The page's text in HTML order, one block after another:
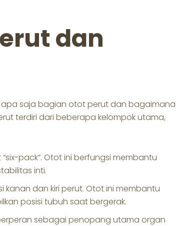
dan
apa saja bagian otot perut dan bagaimana
terdiri dari beberapa kelompok utama,
pack”. Otot ini berfungsi membantu
inti.
kanan dan kiri perut. Otot ini membantu
posisi tubuh saat bergerak.
sebagai penopang utama organ